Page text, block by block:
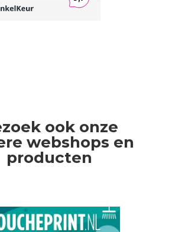
ook onze
webshops en
producten